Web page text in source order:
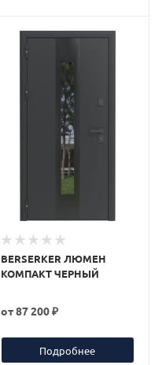
BERSERKER ЛЮМЕН
КОМПАКТ ЧЕРНЫЙ
от87 200 ₽
Подробнее